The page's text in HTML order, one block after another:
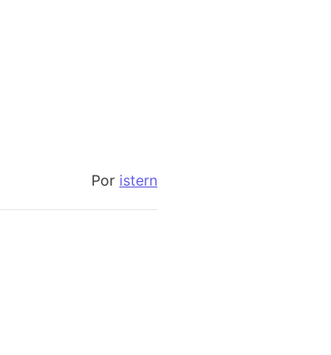
Por istern